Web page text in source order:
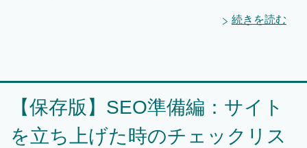
続きを読む
【保存版】SEO準備編：サイト
を立ち上げた時のチェックリス